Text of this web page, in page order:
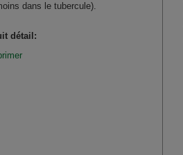
dans le tubercule).
détail: